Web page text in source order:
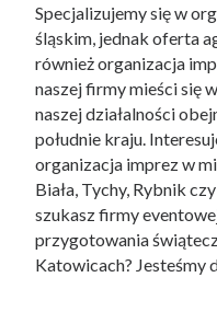
Specjalizujemy się w
śląskim, jednak oferta
również organizacja
naszej firmy mieści się
naszej działalności
południe kraju.
organizacja imprez w
Biała, Tychy, Rybnik
szukasz firmy
przygotowania
Katowicach? Jesteśmy